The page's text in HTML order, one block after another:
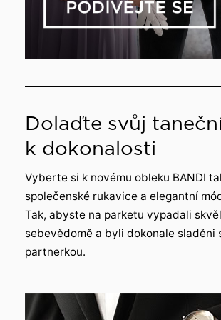
Dolaďte svůj
k dokonalosti
Vyberte si k novému obleku BANDI
společenské rukavice a elegantní
Tak, abyste na parketu vypadali
sebevědomě a byli dokonale sladěni
partnerkou.